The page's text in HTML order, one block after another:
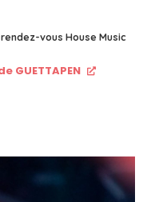
vous House Music
GUETTAPEN